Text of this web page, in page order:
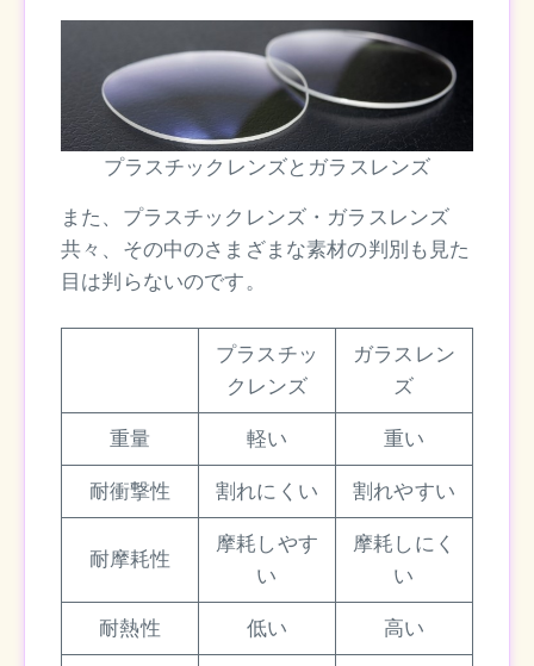
プラスチックレンズとガラスレンズ
また、プラスチックレンズ・ガラスレンズ
共々、その中のさまざまな素材の判別も見た
目は判らないのです。
プラスチッ
クレンズ
ガラスレン
ズ
重量 軽い 重い
耐衝撃性 割れにくい 割れやすい
耐摩耗性
摩耗しやす
い
摩耗しにく
い
耐熱性 低い 高い